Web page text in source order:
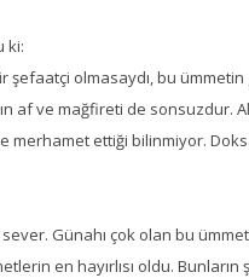
ki:
şefaatçi olmasaydı, bu
af ve mağfireti de
merhamet ettiği bilinmiyor.
Günahı çok olan bu
en hayırlısı oldu.